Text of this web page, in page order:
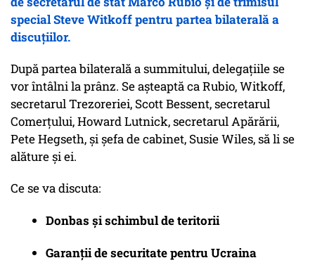
special Steve Witkoff pentru partea bilaterală a
discuțiilor.
După partea bilaterală a summitului, delegațiile se
vor întâlni la prânz. Se așteaptă ca Rubio, Witkoff,
secretarul Trezoreriei, Scott Bessent, secretarul
Comerțului, Howard Lutnick, secretarul Apărării,
Pete Hegseth, și șefa de cabinet, Susie Wiles, să li se
alăture și ei.
Ce se va discuta:
Donbas și schimbul de teritorii
Garanții de securitate pentru Ucraina